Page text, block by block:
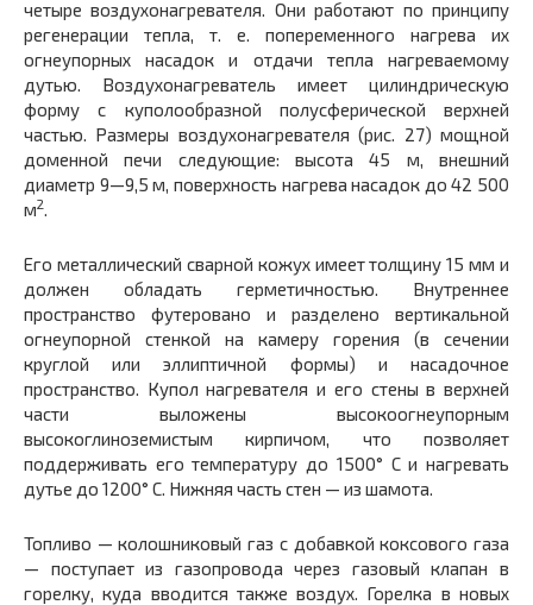
четыре воздухонагревателя. Они работают по принципу
регенерации тепла, т. е. попеременного нагрева их
огнеупорных насадок и от­дачи тепла нагреваемому
дутью. Воздухонагреватель имеет ци­линдрическую
форму с куполообразной полусферической верхней
частью. Размеры воздухонагревателя (рис. 27) мощной
доменной печи следующие: высота 45 м, внешний
диаметр 9—9,5 м, поверх­ность нагрева насадок до 42 500
м2.
Его металлический сварной кожух имеет толщину 15 мм и
должен обладать герметичностью. Внутреннее
пространство футе­ровано и разделено вертикальной
огнеупорной стенкой на камеру горения (в сечении
круглой или эллиптичной формы) и насадочное
пространство. Купол нагревателя и его стены в верхней
части выложены высокоогнеупорным
высокоглиноземистым кирпичом, что позволяет
поддерживать его температуру до 1500° С и нагре­вать
дутье до 1200° С. Нижняя часть стен — из шамота.
Топливо — колошниковый газ с добавкой коксового газа
— поступает из газопровода через газовый клапан в
горелку, куда вводится также воздух. Горелка в новых